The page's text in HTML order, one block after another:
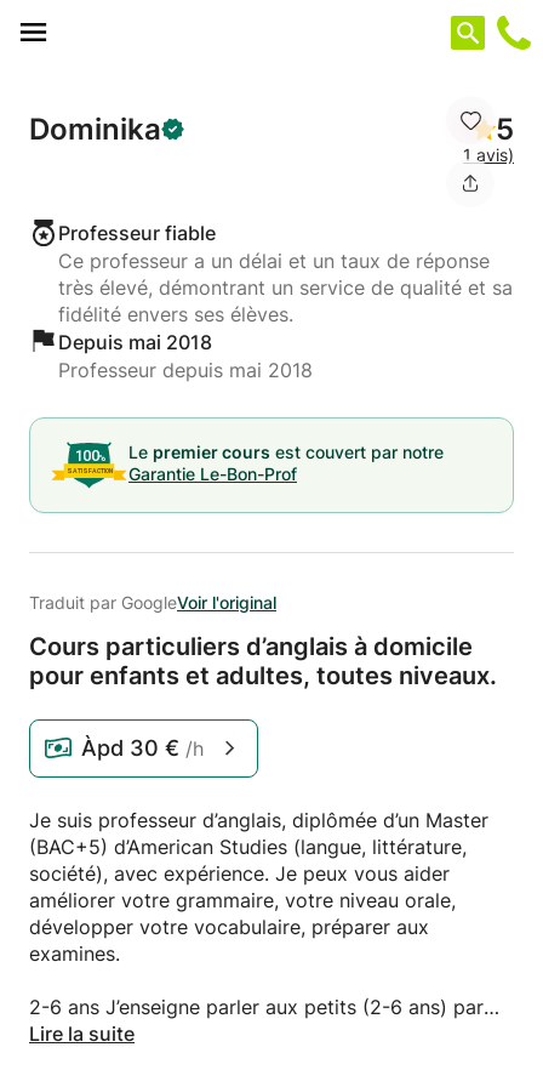
Dominika 5
1 avis)
Professeur fiable
Ce professeur a un délai et un taux de réponse
très élevé, démontrant un service de qualité et sa
fidélité envers ses élèves.
Depuis mai 2018
Professeur depuis mai 2018
Le premier cours est couvert par notre
Garantie Le-Bon-Prof
Traduit par GoogleVoir l'original
Cours particuliers d’anglais à domicile
pour enfants et adultes, toutes niveaux.
Àpd 30 € /h
Je suis professeur d’anglais, diplômée d’un Master
(BAC+5) d’American Studies (langue, littérature,
société), avec expérience. Je peux vous aider
améliorer votre grammaire, votre niveau orale,
développer votre vocabulaire, préparer aux
examines.
2-6 ans J’enseigne parler aux petits (2-6 ans) par
jeux interactifs en anglais, tout en s’amusant.
Lire la suite